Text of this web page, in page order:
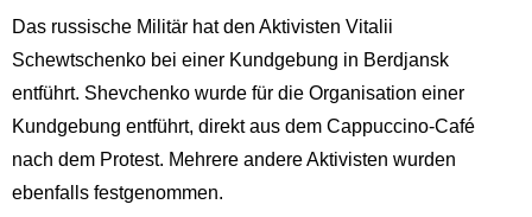
Das russische Militär hat den Aktivisten Vitalii
Schewtschenko bei einer Kundgebung in Berdjansk
entführt. Shevchenko wurde für die Organisation einer
Kundgebung entführt, direkt aus dem Cappuccino-Café
nach dem Protest. Mehrere andere Aktivisten wurden
ebenfalls festgenommen.